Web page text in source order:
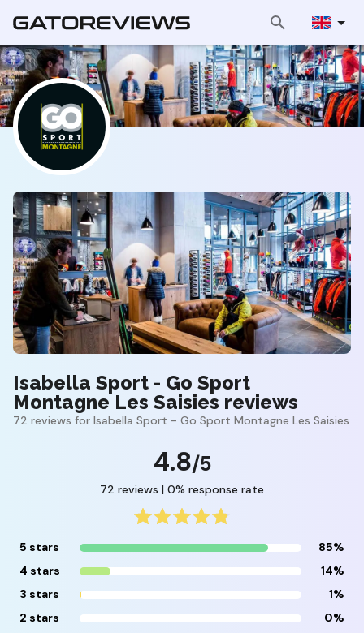
Isabella Sport - Go Sport
Montagne Les Saisies reviews
72 reviews for Isabella Sport - Go Sport Montagne Les Saisies
4.8/5
72 reviews | 0% response rate
5 stars
85%
4 stars
14%
3 stars
1%
2 stars
0%